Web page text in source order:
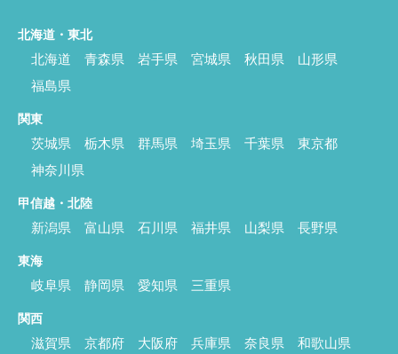
北海道・東北
北海道 青森県 岩手県 宮城県 秋田県
山形県
福島県
関東
茨城県 栃木県 群馬県 埼玉県 千葉県
東京都
神奈川県
甲信越・北陸
新潟県 富山県 石川県 福井県 山梨県 長野県
東海
岐阜県 静岡県 愛知県 三重県
関西
滋賀県 京都府 大阪府 兵庫県 奈良県 和歌山県